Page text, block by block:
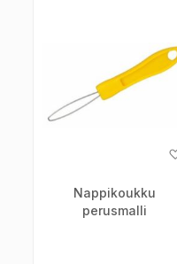
Nappikoukku
perusmalli